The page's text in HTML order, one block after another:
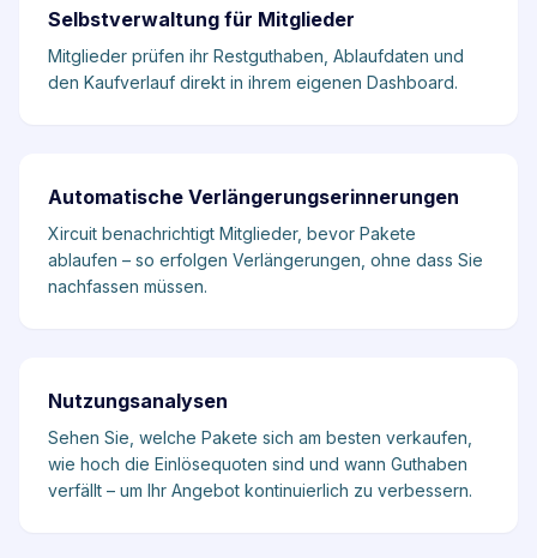
Selbstverwaltung für Mitglieder
Mitglieder prüfen ihr Restguthaben, Ablaufdaten und
den Kaufverlauf direkt in ihrem eigenen Dashboard.
Automatische Verlängerungserinnerungen
Xircuit benachrichtigt Mitglieder, bevor Pakete
ablaufen – so erfolgen Verlängerungen, ohne dass Sie
nachfassen müssen.
Nutzungsanalysen
Sehen Sie, welche Pakete sich am besten verkaufen,
wie hoch die Einlösequoten sind und wann Guthaben
verfällt – um Ihr Angebot kontinuierlich zu verbessern.